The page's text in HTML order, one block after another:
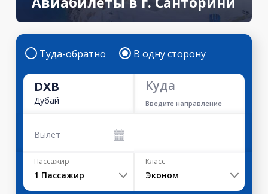
Туда-обратно В одну сторону
DXB
Дубай
Куда
Введите направление
Вылет
Пассажир
1 Пассажир
Класс
Эконом